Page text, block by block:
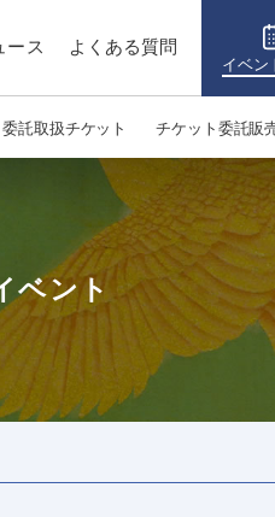
委託取扱チケット チケット委託販
ース よくある質問
イベン
ベント